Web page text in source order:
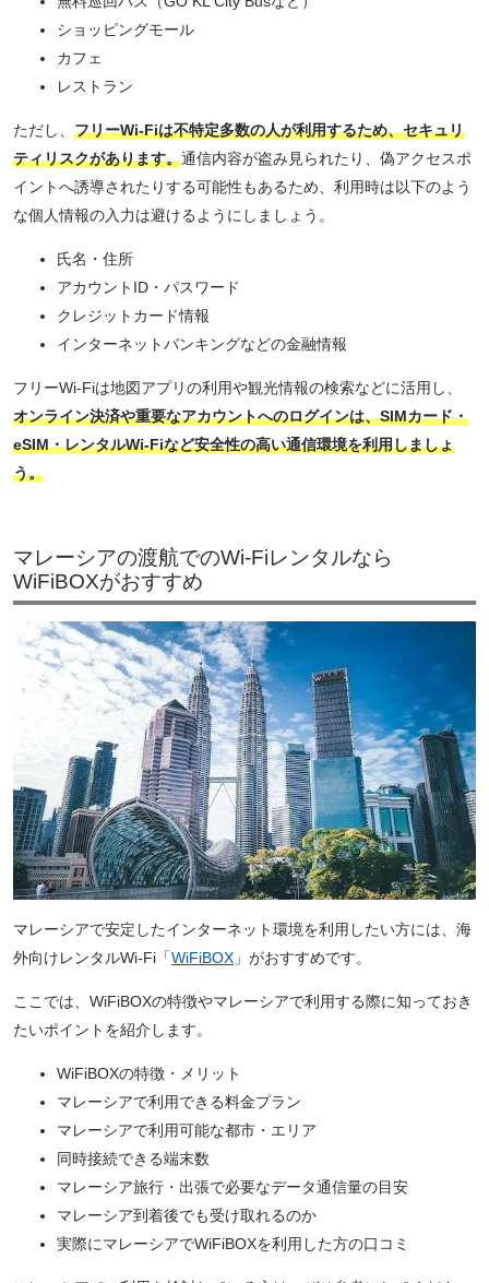
ショッピングモール
カフェ
レストラン
ただし、 フリーWi-Fiは不特定多数の人が利用するため、セキュリ
ティリスクがあります。通信内容が盗み見られたり、偽アクセスポ
イントへ誘導されたりする可能性もあるため、利用時は以下のよう
な個人情報の入力は避けるようにしましょう。
氏名・住所
アカウントID・パスワード
クレジットカード情報
インターネットバンキングなどの金融情報
フリーWi-Fiは地図アプリの利用や観光情報の検索などに活用し、
オンライン決済や重要なアカウントへのログインは、SIMカード・
eSIM・レンタルWi-Fiなど安全性の高い通信環境を利用しましょ
う。
マレーシアの渡航でのWi-Fiレンタルなら
WiFiBOXがおすすめ
マレーシアで安定したインターネット環境を利用したい方には、海
外向けレンタルWi-Fi「WiFiBOX 」がおすすめです。
ここでは、WiFiBOXの特徴やマレーシアで利用する際に知っておき
たいポイントを紹介します。
WiFiBOXの特徴・メリット
マレーシアで利用できる料金プラン
マレーシアで利用可能な都市・エリア
同時接続できる端末数
マレーシア旅行・出張で必要なデータ通信量の目安
マレーシア到着後でも受け取れるのか
実際にマレーシアでWiFiBOXを利用した方の口コミ